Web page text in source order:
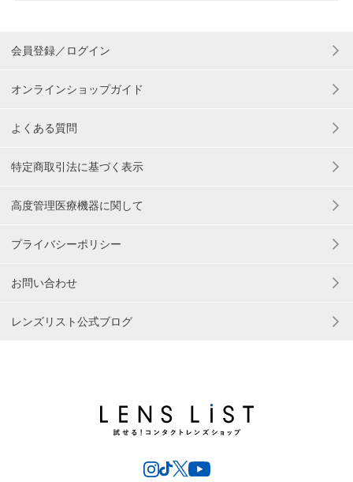
会員登録／ログイン
オンラインショップガイド
よくある質問
特定商取引法に基づく表示
高度管理医療機器に関して
プライバシーポリシー
お問い合わせ
レンズリスト公式ブログ